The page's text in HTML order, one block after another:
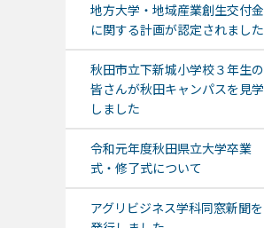
地方大学・地域産業創生交付金
に関する計画が認定されました
秋田市立下新城小学校３年生の
皆さんが秋田キャンパスを見学
しました
令和元年度秋田県立大学卒業
式・修了式について
アグリビジネス学科同窓新聞を